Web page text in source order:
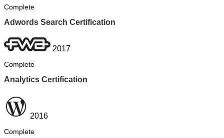
Complete
Adwords Search Certification
2017
Complete
Analytics Certification
2016
Complete